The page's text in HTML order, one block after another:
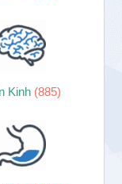
Kinh (885)